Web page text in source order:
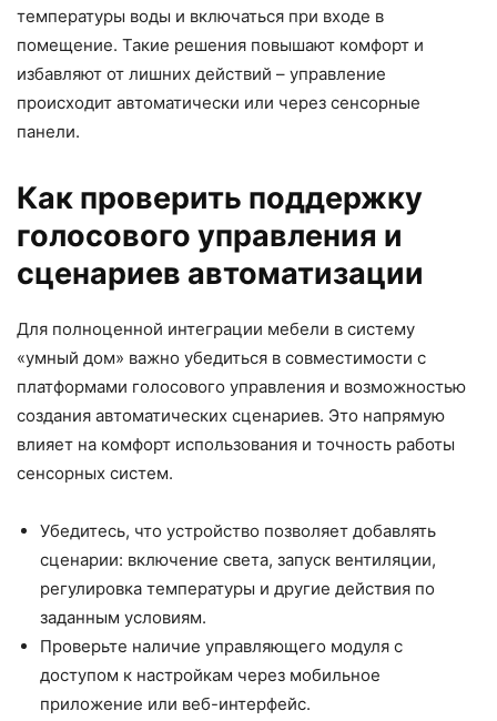
температуры воды и включаться при входе в
помещение. Такие решения повышают комфорт и
избавляют от лишних действий – управление
происходит автоматически или через сенсорные
панели.
Как проверить поддержку
голосового управления и
сценариев автоматизации
Для полноценной интеграции мебели в систему
«умный дом» важно убедиться в совместимости с
платформами голосового управления и возможностью
создания автоматических сценариев. Это напрямую
влияет на комфорт использования и точность работы
сенсорных систем.
Убедитесь, что устройство позволяет добавлять
сценарии: включение света, запуск вентиляции,
регулировка температуры и другие действия по
заданным условиям.
Проверьте наличие управляющего модуля с
доступом к настройкам через мобильное
приложение или веб-интерфейс.